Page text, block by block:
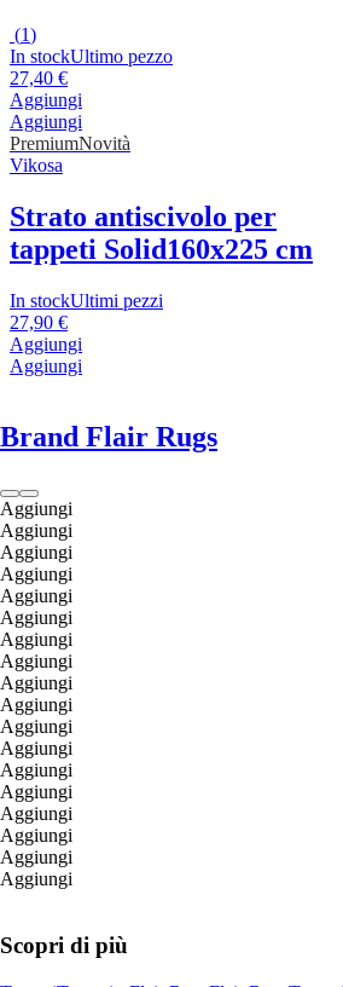
(1)
In stockUltimo pezzo
27,40 €
Aggiungi
Aggiungi
PremiumNovità
Vikosa
Strato antiscivolo per
tappeti Solid160x225 cm
In stockUltimi pezzi
27,90 €
Aggiungi
Aggiungi
Brand Flair Rugs
Aggiungi
Aggiungi
Aggiungi
Aggiungi
Aggiungi
Aggiungi
Aggiungi
Aggiungi
Aggiungi
Aggiungi
Aggiungi
Aggiungi
Aggiungi
Aggiungi
Aggiungi
Aggiungi
Aggiungi
Aggiungi
Scopri di più